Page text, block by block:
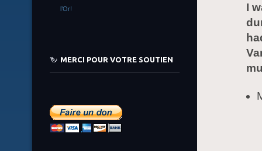
I
l’Or!
MERCI POUR VOTRE SOUTIEN